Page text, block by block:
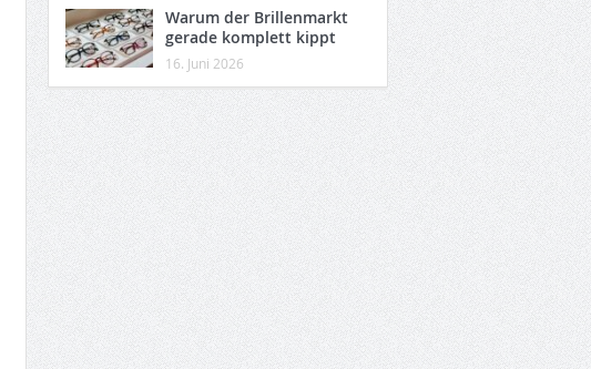
Warum der Brillenmarkt
gerade komplett kippt
16. Juni 2026